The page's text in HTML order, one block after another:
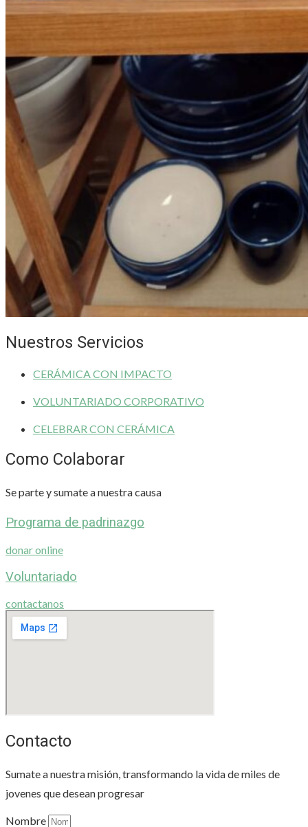
Nuestros Servicios
CERÁMICA CON IMPACTO
VOLUNTARIADO CORPORATIVO
CELEBRAR CON CERÁMICA
Como Colaborar
Se parte y sumate a nuestra causa
Programa de padrinazgo
donar online
Voluntariado
contactanos
Contacto
Sumate a nuestra misión, transformando la vida de miles de
jovenes que desean progresar
Nombre